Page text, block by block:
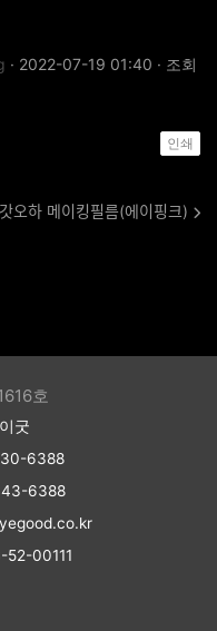
· 2022-07-19 01:40 · 조회
인쇄
갓오하 메이킹필름(에이핑크)
호
굿
6388
6388
52-00111